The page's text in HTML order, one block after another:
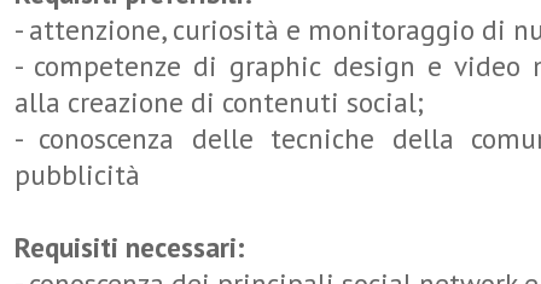
- attenzione, curiosità e monitoraggio di
- competenze di graphic design e video
alla creazione di contenuti social;
- conoscenza delle tecniche della
pubblicità
Requisiti necessari: